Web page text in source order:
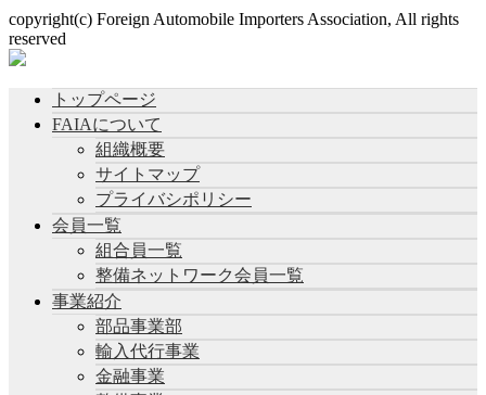
copyright(c) Foreign Automobile Importers Association, All rights
reserved
トップページ
FAIAについて
組織概要
サイトマップ
プライバシポリシー
会員一覧
組合員一覧
整備ネットワーク会員一覧
事業紹介
部品事業部
輸入代行事業
金融事業